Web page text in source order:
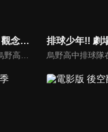
排球少年!! 劇場版: 觀念之戰